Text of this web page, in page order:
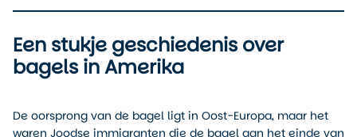
Een stukje geschiedenis over
bagels in Amerika
De oorsprong van de bagel ligt in Oost-Europa, maar het
waren Joodse immigranten die de bagel aan het einde van